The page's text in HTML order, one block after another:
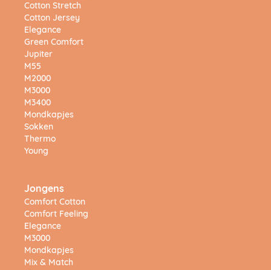
Cotton Stretch
Cotton Jersey
Elegance
Green Comfort
Jupiter
M55
M2000
M3000
M3400
Mondkapjes
Sokken
Thermo
Young
Jongens
Comfort Cotton
Comfort Feeling
Elegance
M3000
Mondkapjes
Mix & Match